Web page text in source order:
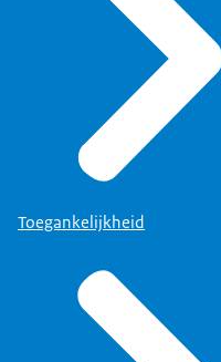
Toegankelijkheid